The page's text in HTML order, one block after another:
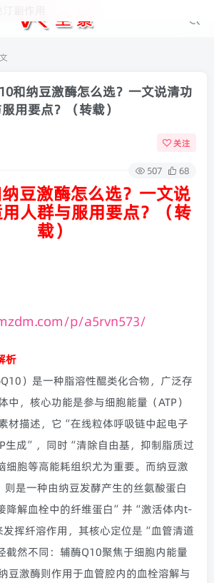
和纳豆激酶怎么选？一文说清功
用要点？（转载）
关注
507 68
豆激酶怎么选？一文说
人群与服用要点？（转
载）
p/a5rvn573/
析
）是一种脂溶性醌类化合物，广泛存
中，核心功能是参与细胞能量（ATP）
材描述，它“在线粒体呼吸链中起电子
生成”，同时“清除自由基，抑制脂质过
胞等高能耗组织尤为重要。而纳豆激
是一种由纳豆发酵产生的丝氨酸蛋白
降解血栓中的纤维蛋白”并“激活体内t-
挥纤溶作用，其核心定位是“血管清道
截然不同：辅酶Q10聚焦于细胞内能量
豆激酶则作用于血管腔内的血栓溶解与
副作用